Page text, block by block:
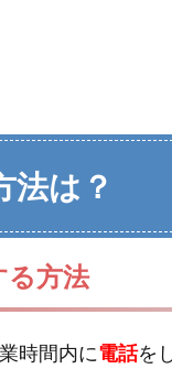
は？
方法
時間内に電話を